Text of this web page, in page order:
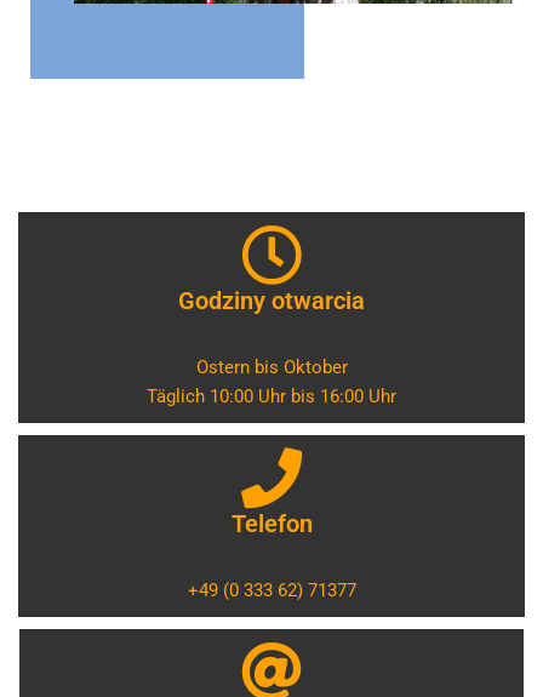
Godziny otwarcia
Ostern bis Oktober
Täglich 10:00 Uhr bis 16:00 Uhr
Telefon
+49 (0 333 62) 71377